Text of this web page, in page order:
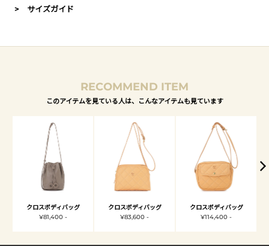
> サイズガイド
RECOMMEND ITEM
このアイテムを見ている人は、こんなアイテムも見ています
クロスボディバッグ
¥81,400 -
クロスボディバッグ
¥83,600 -
クロスボディバッグ
¥114,400 -